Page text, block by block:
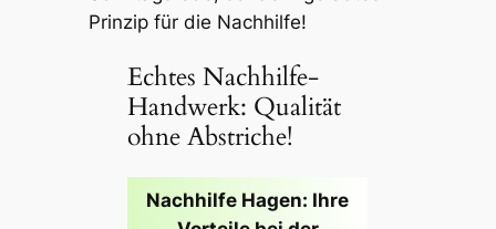
Prinzip für die Nachhilfe!
Echtes Nachhilfe-
Handwerk: Qualität
ohne Abstriche!
Nachhilfe Hagen: Ihre